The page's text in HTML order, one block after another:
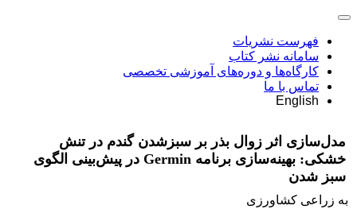
فهرست نشریات
سامانه نشر کتاب
کارگاه‌ها و دوره‌های آموزشی تخصصی
تماس با ما
English
مدل‌سازی اثر زوال بذر بر سبزشدن گندم در تنش
خشکی: بهینه‌سازی برنامه Germin در پیش‌بینی الگوی
سبز شدن
به زراعی کشاورزی